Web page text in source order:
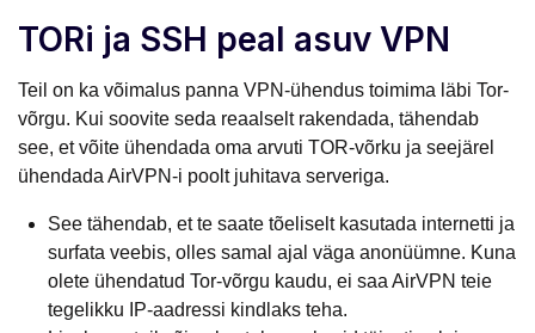
TORi ja SSH peal asuv VPN
Teil on ka võimalus panna VPN-ühendus toimima läbi Tor-
võrgu. Kui soovite seda reaalselt rakendada, tähendab
see, et võite ühendada oma arvuti TOR-võrku ja seejärel
ühendada AirVPN-i poolt juhitava serveriga.
See tähendab, et te saate tõeliselt kasutada internetti ja
surfata veebis, olles samal ajal väga anonüümne. Kuna
olete ühendatud Tor-võrgu kaudu, ei saa AirVPN teie
tegelikku IP-aadressi kindlaks teha.